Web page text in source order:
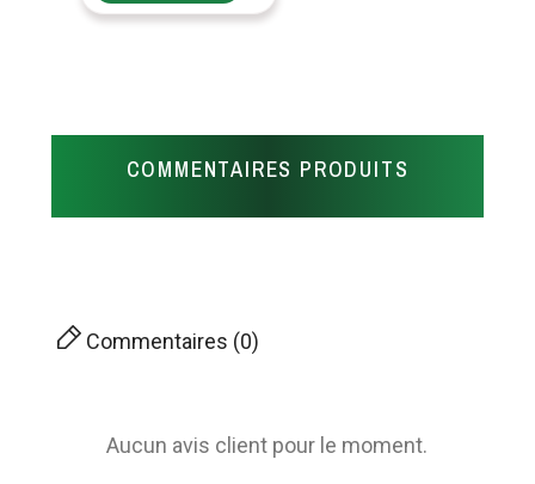
COMMENTAIRES PRODUITS
Commentaires (0)
Aucun avis client pour le moment.